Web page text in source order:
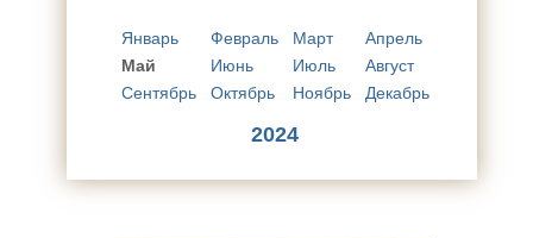
Январь Февраль Март
Апрель
Май
Июнь Июль
Август
Сентябрь
Октябрь Ноябрь Декабрь
2024